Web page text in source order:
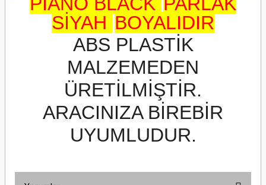
SİYAH BOYALIDIR
ABS PLASTİK
MALZEMEDEN
ÜRETİLMİŞTİR.
ARACINIZA BİREBİR
UYUMLUDUR.